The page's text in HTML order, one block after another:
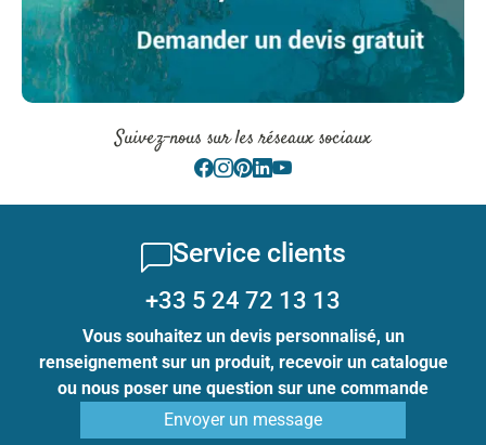
Suivez-nous sur les réseaux sociaux
Service clients
+33 5 24 72 13 13
Vous souhaitez un devis personnalisé, un
renseignement sur un produit, recevoir un catalogue
ou nous poser une question sur une commande
Envoyer un message